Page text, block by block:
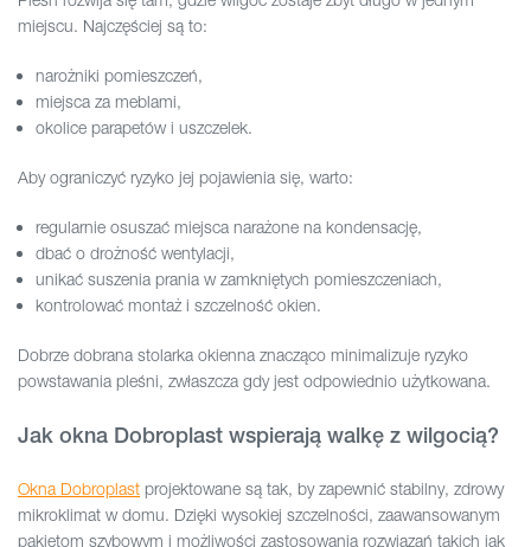
miejscu. Najczęściej są to:
narożniki pomieszczeń,
miejsca za meblami,
okolice parapetów i uszczelek.
Aby ograniczyć ryzyko jej pojawienia się, warto:
regularnie osuszać miejsca narażone na kondensację,
dbać o drożność wentylacji,
unikać suszenia prania w zamkniętych pomieszczeniach,
kontrolować montaż i szczelność okien.
Dobrze dobrana stolarka okienna znacząco minimalizuje ryzyko
powstawania pleśni, zwłaszcza gdy jest odpowiednio użytkowana.
Jak okna Dobroplast wspierają walkę z wilgocią?
Okna Dobroplast projektowane są tak, by zapewnić stabilny, zdrowy
mikroklimat w domu. Dzięki wysokiej szczelności, zaawansowanym
pakietom szybowym i możliwości zastosowania rozwiązań takich jak